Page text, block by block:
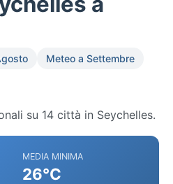
Meteo a Settembre
su 14 città in Seychelles.
MEDIA MINIMA
26°C